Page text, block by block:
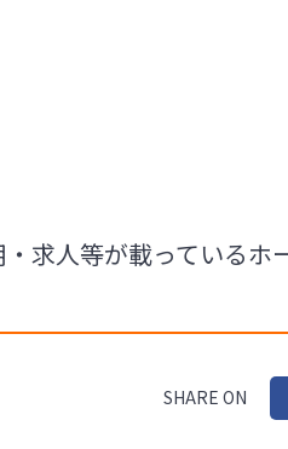
求人等が載っている
SHARE ON